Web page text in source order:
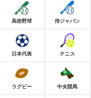
高校野球 侍ジャパン
日本代表 テニス
ラグビー 中央競馬